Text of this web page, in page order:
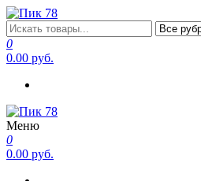
Перейти
к
содержимому
Пик 78
Производитель в Санкт-Петербурге
0
0.00 руб.
Пик 78
Производитель в Санкт-Петербурге
Меню
0
0.00 руб.